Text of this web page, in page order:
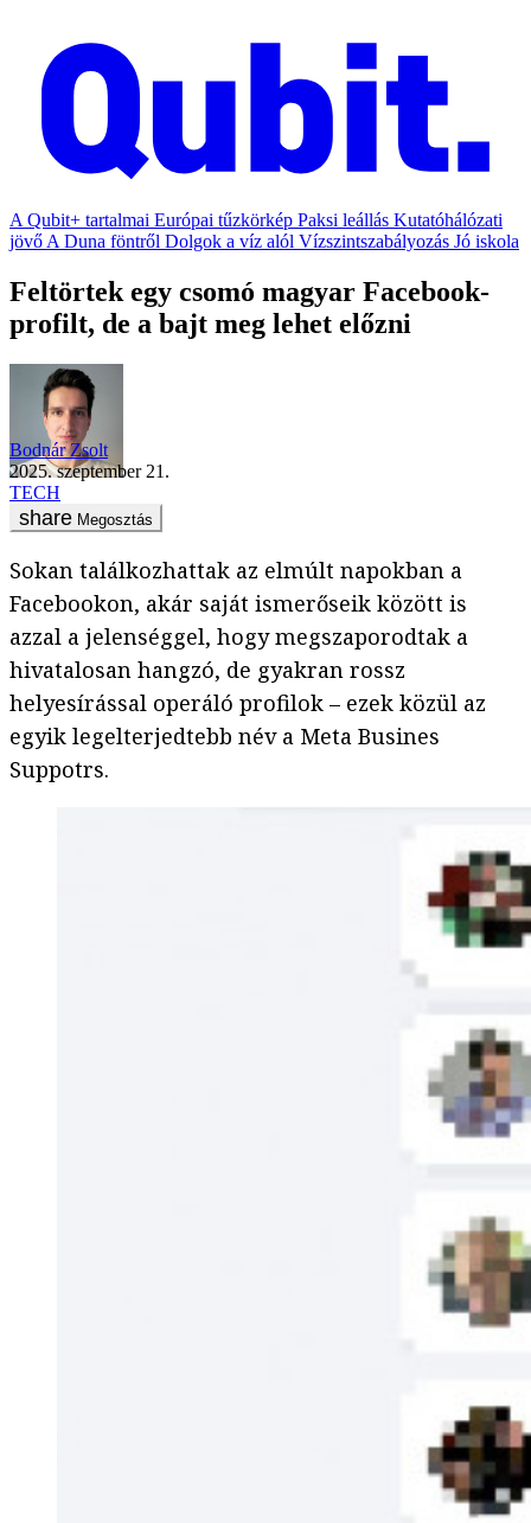
A Qubit+ tartalmai Európai tűzkörkép Paksi leállás Kutatóhálózati
jövő A Duna föntről Dolgok a víz alól Vízszintszabályozás Jó iskola
Feltörtek egy csomó magyar Facebook-
profilt, de a bajt meg lehet előzni
Bodnár Zsolt
2025. szeptember 21.
TECH
Megosztás
Sokan találkozhattak az elmúlt napokban a
Facebookon, akár saját ismerőseik között is
azzal a jelenséggel, hogy megszaporodtak a
hivatalosan hangzó, de gyakran rossz
helyesírással operáló profilok – ezek közül az
egyik legelterjedtebb név a Meta Busines
Suppotrs.